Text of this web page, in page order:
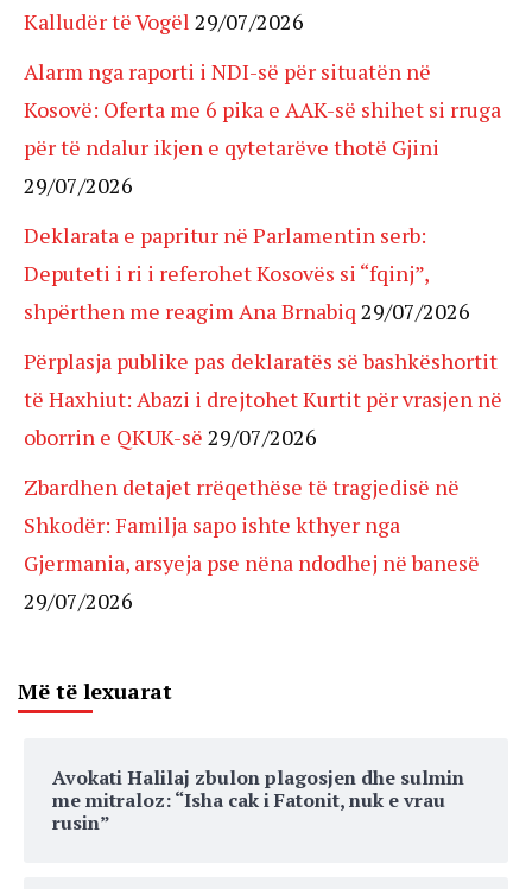
Kalludër të Vogël 29/07/2026
Alarm nga raporti i NDI-së për situatën në
Kosovë: Oferta me 6 pika e AAK-së shihet si rruga
për të ndalur ikjen e qytetarëve thotë Gjini
29/07/2026
Deklarata e papritur në Parlamentin serb:
Deputeti i ri i referohet Kosovës si “fqinj”,
shpërthen me reagim Ana Brnabiq 29/07/2026
Përplasja publike pas deklaratës së bashkëshortit
të Haxhiut: Abazi i drejtohet Kurtit për vrasjen në
oborrin e QKUK-së 29/07/2026
Zbardhen detajet rrëqethëse të tragjedisë në
Shkodër: Familja sapo ishte kthyer nga
Gjermania, arsyeja pse nëna ndodhej në banesë
29/07/2026
Më të lexuarat
Avokati Halilaj zbulon plagosjen dhe sulmin
me mitraloz: “Isha cak i Fatonit, nuk e vrau
rusin”